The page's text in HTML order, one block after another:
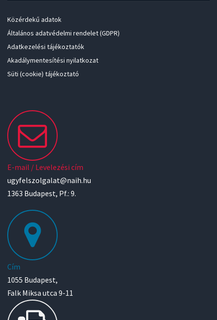
Közérdekű adatok
Általános adatvédelmi rendelet (GDPR)
Adatkezelési tájékoztatók
Akadálymentesítési nyilatkozat
Süti (cookie) tájékoztató
E-mail / Levelezési cím
ugyfelszolgalat@naih.hu
1363 Budapest, Pf.: 9.
Cím
1055 Budapest,
Falk Miksa utca 9-11